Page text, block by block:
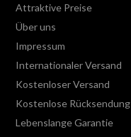
Attraktive Preise
Über uns
Impressum
Internationaler Versand
Kostenloser Versand
Kostenlose Rücksendung
Lebenslange Garantie